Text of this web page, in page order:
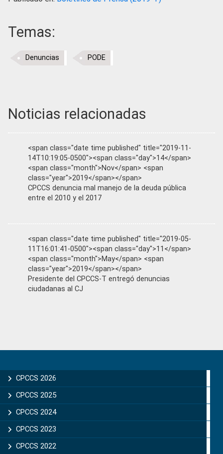
Temas:
Denuncias PODE
Noticias relacionadas
<span class="date time published" title="2019-11-
14T10:19:05-0500"><span class="day">14</span>
<span class="month">Nov</span> <span
class="year">2019</span></span>
CPCCS denuncia mal manejo de la deuda pública
entre el 2010 y el 2017
<span class="date time published" title="2019-05-
11T16:01:41-0500"><span class="day">11</span>
<span class="month">May</span> <span
class="year">2019</span></span>
Presidente del CPCCS-T entregó denuncias
ciudadanas al CJ
Sidebar
CPCCS 2026
CPCCS 2025
CPCCS 2024
CPCCS 2023
CPCCS 2022